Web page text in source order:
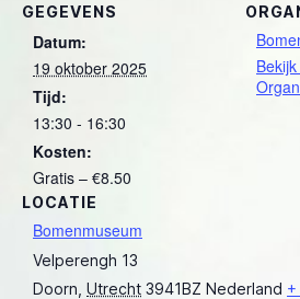
GEGEVENS
Datum:
19 oktober 2025
Tijd:
13:30 - 16:30
Kosten:
Gratis – €8.50
LOCATIE
Bomenmuseum
Velperengh 13
Doorn Utrecht 3941BZ Nederland